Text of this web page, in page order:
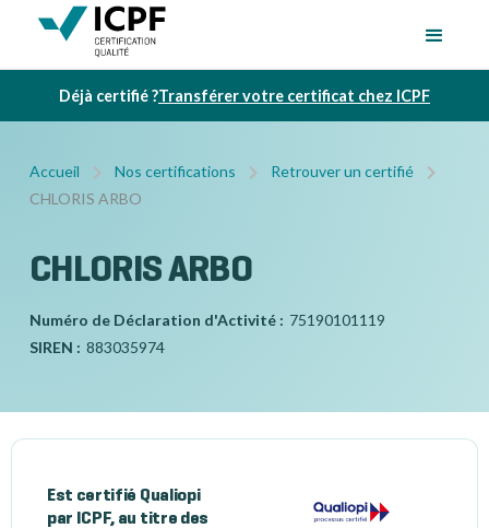
Déjà certifié ?Transférer votre certificat chez ICPF
Accueil Nos certifications
Retrouver un certifié
CHLORIS ARBO
CHLORIS ARBO
Numéro de Déclaration d'Activité : 75190101119
SIREN : 883035974
Est certifié Qualiopi
par ICPF, au titre des